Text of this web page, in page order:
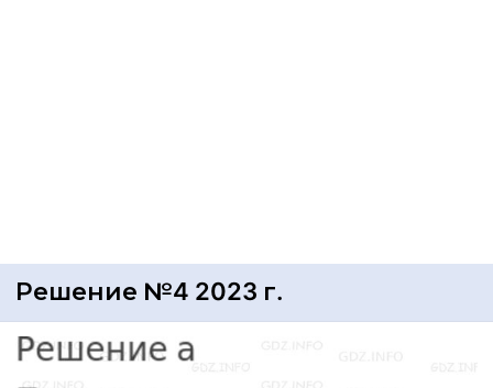
Решение №4 2023 г.